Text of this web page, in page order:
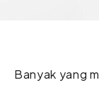
Banyak yang